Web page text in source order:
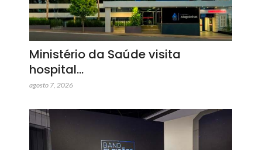
Ministério da Saúde visita
hospital…
agosto 7, 2026